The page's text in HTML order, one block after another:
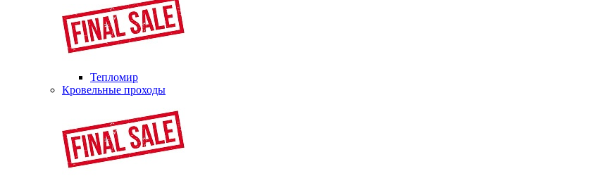
Тепломир
Кровельные проходы